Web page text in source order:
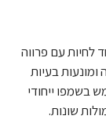
לחיות עם פרווה
ומונעות בעיות
בשמפו ייחודי
שונות.